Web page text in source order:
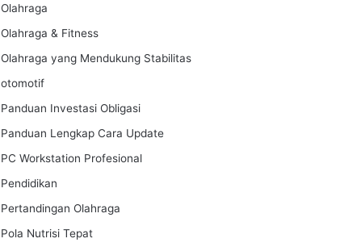
Olahraga
Olahraga & Fitness
Olahraga yang Mendukung Stabilitas
otomotif
Panduan Investasi Obligasi
Panduan Lengkap Cara Update
PC Workstation Profesional
Pendidikan
Pertandingan Olahraga
Pola Nutrisi Tepat